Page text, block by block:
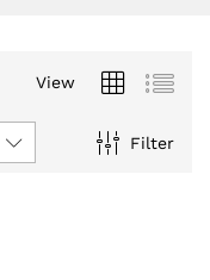
View
Filter